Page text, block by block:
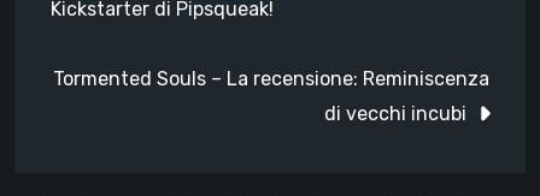
Kickstarter di Pipsqueak!
Tormented Souls – La recensione: Reminiscenza
di vecchi incubi